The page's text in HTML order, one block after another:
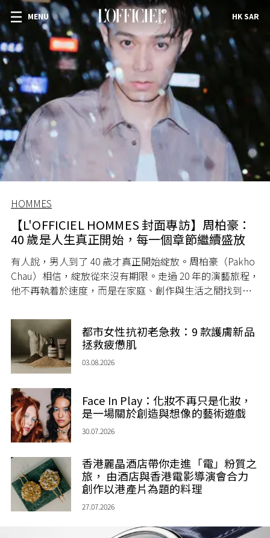
MENU HK SAR
HOMMES
【L'OFFICIEL HOMMES 封面專訪】周柏豪：
40 歲是人生真正開始，每一個章節繼續盛放
有人說，男人到了 40 歲才真正開始綻放。周柏豪（Pakho
Chau）相信，綻放從來沒有期限。走過 20 年的演藝旅程，
他不再執着於速度，而是在家庭、創作與生活之間找到屬
都市女性抗初老急救：9 款護膚新品
拯救疲憊肌
03.08.2026
Face In Play：化妝不再只是化妝，
是一場關於創造與想像的藝術遊戲
30.07.2026
香港麗晶酒店帶你走進「電」粉質之
旅， 由酒店與香港電影導演會合力
創作以港產片為題的料理
27.07.2026